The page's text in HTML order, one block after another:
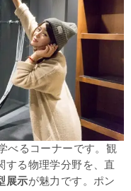
べるコーナーです。観
する物理学分野を、直
展示が魅力です。ポン